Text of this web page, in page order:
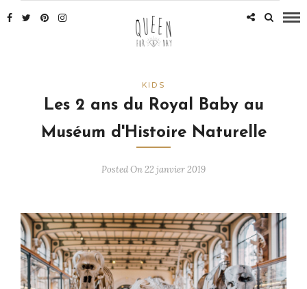
KIDS
Les 2 ans du Royal Baby au
Muséum d'Histoire Naturelle
Posted On 22 janvier 2019